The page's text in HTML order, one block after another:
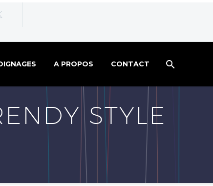
A PROPOS CONTACT
STYLE